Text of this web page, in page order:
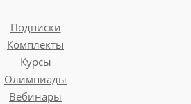
Подписки
Комплекты
Курсы
Олимпиады
Вебинары